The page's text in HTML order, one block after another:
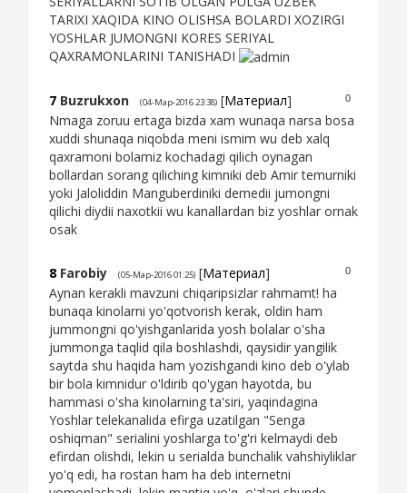
TARIXI XAQIDA KINO OLISHSA BOLARDI XOZIRGI
YOSHLAR JUMONGNI KORES SERIYAL
QAXRAMONLARINI TANISHADI
0
7 Buzrukxon (04-Мар-2016 23:38) [Материал]
Nmaga zoruu ertaga bizda xam wunaqa narsa bosa
xuddi shunaqa niqobda meni ismim wu deb xalq
qaxramoni bolamiz kochadagi qilich oynagan
bollardan sorang qiliching kimniki deb Amir temurniki
yoki Jaloliddin Manguberdiniki demedii jumongni
qilichi diydii naxotkii wu kanallardan biz yoshlar ornak
osak
0
8 Farobiy (05-Мар-2016 01:25) [Материал]
Aynan kerakli mavzuni chiqaripsizlar rahmamt! ha
bunaqa kinolarni yo'qotvorish kerak, oldin ham
jummongni qo'yishganlarida yosh bolalar o'sha
jummonga taqlid qila boshlashdi, qaysidir yangilik
saytda shu haqida ham yozishgandi kino deb o'ylab
bir bola kimnidur o'ldirib qo'ygan hayotda, bu
hammasi o'sha kinolarning ta'siri, yaqindagina
Yoshlar telekanalida efirga uzatilgan "Senga
oshiqman" serialini yoshlarga to'g'ri kelmaydi deb
efirdan olishdi, lekin u serialda bunchalik vahshiyliklar
yo'q edi, ha rostan ham ha deb internetni